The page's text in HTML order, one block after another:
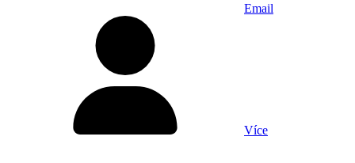
Email
Více